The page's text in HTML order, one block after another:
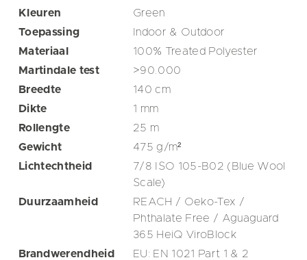
Kleuren
Green
Toepassing
Indoor & Outdoor
Materiaal
100% Treated Polyester
Martindale test
>90.000
Breedte
140cm
Dikte
1 mm
Rollengte
25 m
Gewicht
475g/m²
Lichtechtheid
7/8 ISO 105-B02 (Blue Wool
Scale)
Duurzaamheid
REACH / Oeko-Tex /
Phthalate Free / Aguaguard
365 HeiQ ViroBlock
Brandwerendheid
EU: EN 1021 Part 1 & 2